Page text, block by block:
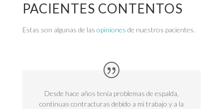
PACIENTES CONTENTOS
Estas son algunas de las opiniones de nuestros pacientes.
Desde hace años tenía problemas de espalda,
continuas contracturas debido a mi trabajo y a la